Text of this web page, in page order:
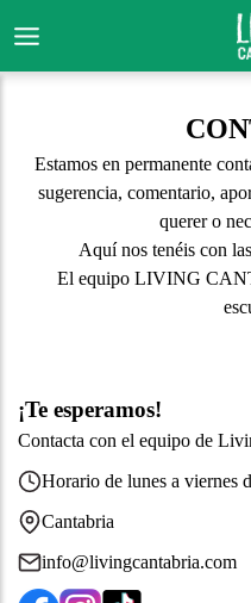
Estamos en permanente
sugerencia, comentario,
querer o
Aquí nos tenéis con
El equipo LIVING
¡Te esperamos!
Contacta con el equipo de
Horario de lunes a viernes
Cantabria
info@livingcantabria.com